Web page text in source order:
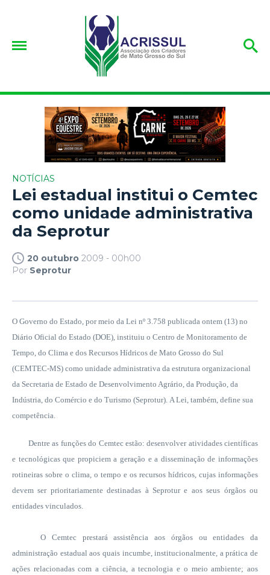
NOTÍCIAS
Lei estadual institui o Cemtec
como unidade administrativa
da Seprotur
20 outubro 2009 - 00h00
Por Seprotur
O Governo do Estado, por meio da Lei nº 3.758 publicada ontem (13) no
Diário Oficial do Estado (DOE), instituiu o Centro de Monitoramento de
Tempo, do Clima e dos Recursos Hídricos de Mato Grosso do Sul
(CEMTEC-MS) como unidade administrativa da estrutura organizacional
da Secretaria de Estado de Desenvolvimento Agrário, da Produção, da
Indústria, do Comércio e do Turismo (Seprotur). A Lei, também, define sua
competência.
Dentre as funções do Cemtec estão: desenvolver atividades científicas
e tecnológicas que propiciem a geração e a disseminação de informações
rotineiras sobre o clima, o tempo e os recursos hídricos, cujas informações
devem ser prioritariamente destinadas à Seprotur e aos seus órgãos ou
entidades vinculados.
O Cemtec prestará assistência aos órgãos ou entidades da
administração estadual aos quais incumbe, institucionalmente, a prática de
ações relacionadas com a ciência, a tecnologia e o meio ambiente; aos